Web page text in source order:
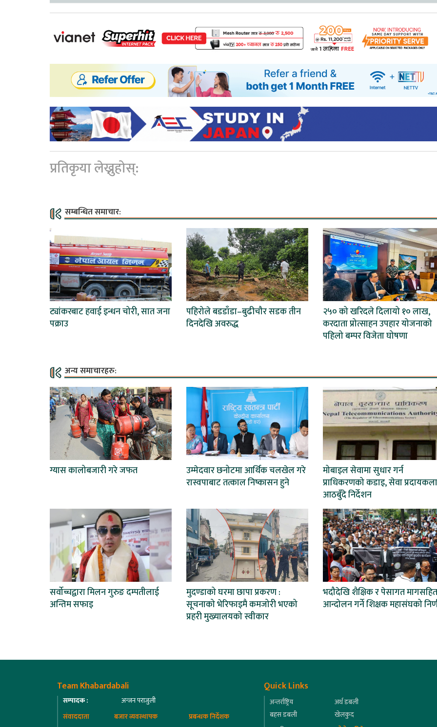
प्रतिकृया लेख्नुहोस्:
सम्बन्धित समाचार:
ट्यांकरबाट हवाई इन्धन चोरी, सात जना
पक्राउ
पहिरोले बडडाँडा–बुढीचौर सडक तीन
दिनदेखि अवरुद्ध
२५० को खरिदले दिलायो १० लाख,
करदाता प्रोत्साहन उपहार योजनाको
पहिलो बम्पर विजेता घोषणा
अन्य समाचारहरु:
ग्यास कालोबजारी गरे जफत
उम्मेदवार छनोटमा आर्थिक चलखेल गरे
रास्वपाबाट तत्काल निष्कासन हुने
मोबाइल सेवामा सुधार गर्न
प्राधिकरणको कडाइ, सेवा
आठबुँदे निर्देशन
सर्वोच्चद्वारा मिलन गुरुङ दम्पतीलाई
अन्तिम सफाइ
मुदण्डाको घरमा छापा प्रकरण :
सूचनाको भेरिफाइमै कमजोरी भएको
प्रहरी मुख्यालयको स्वीकार
भदौदेखि शैक्षिक र पेसागत मागसहित
आन्दोलन गर्ने शिक्षक महासंघको
Team Khabardabali
सम्पादक :
अन्जन पराजुली
संवाददाता
बजार व्यवस्थापक
प्रबन्धक निर्देशक
Quick Links
अन्तर्राष्ट्रिय
अर्थ डबली
बहस डबली
खेलकुद